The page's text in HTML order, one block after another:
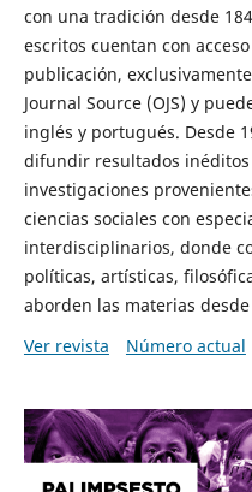
con una tradición desde
escritos cuentan con
publicación,
Journal Source (OJS) y
inglés y portugués. Desde
difundir resultados
investigaciones
ciencias sociales con
interdisciplinarios, donde
políticas, artísticas,
aborden las materias
Ver revista
Número actual